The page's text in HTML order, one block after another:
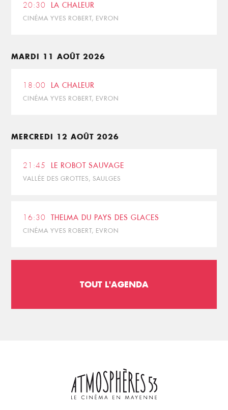
20:30 LA CHALEUR
CINÉMA YVES ROBERT, EVRON
MARDI 11 AOÛT 2026
18:00 LA CHALEUR
CINÉMA YVES ROBERT, EVRON
MERCREDI 12 AOÛT 2026
21:45 LE ROBOT SAUVAGE
VALLÉE DES GROTTES, SAULGES
16:30 THELMA DU PAYS DES GLACES
CINÉMA YVES ROBERT, EVRON
TOUT L'AGENDA